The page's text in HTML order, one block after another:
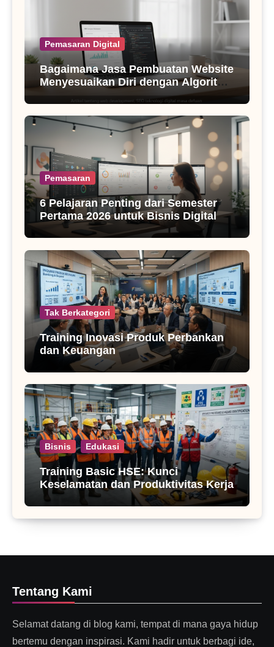
Pemasaran Digital
Bagaimana Jasa Pembuatan Website
Menyesuaikan Diri dengan Algoritma
SEO Masa Kini
Pemasaran
6 Pelajaran Penting dari Semester
Pertama 2026 untuk Bisnis Digital
Tak Berkategori
Training Inovasi Produk Perbankan
dan Keuangan
Bisnis Edukasi
Training Basic HSE: Kunci
Keselamatan dan Produktivitas Kerja
Tentang Kami
Selamat datang di blog kami, tempat di mana gaya hidup
bertemu dengan inspirasi. Kami hadir untuk berbagi ide,